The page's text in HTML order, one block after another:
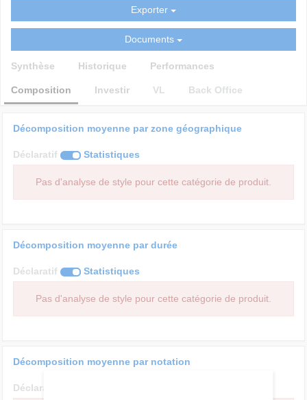
Exporter
Documents
Synthèse Historique Performances
Composition Investir VL Back Office
Décomposition moyenne par zone géographique
Déclaratif Statistiques
Pas d'analyse de style pour cette catégorie de produit.
Décomposition moyenne par durée
Déclaratif Statistiques
Pas d'analyse de style pour cette catégorie de produit.
Décomposition moyenne par notation
Déclaratif